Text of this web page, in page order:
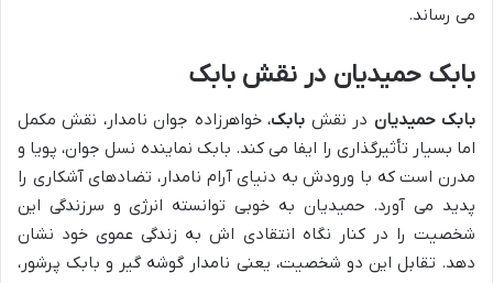
می رساند.
بابک حمیدیان در نقش بابک
بابک حمیدیان در نقش بابک، خواهرزاده جوان نامدار، نقش مکمل
اما بسیار تأثیرگذاری را ایفا می کند. بابک نماینده نسل جوان، پویا و
مدرن است که با ورودش به دنیای آرام نامدار، تضادهای آشکاری را
پدید می آورد. حمیدیان به خوبی توانسته انرژی و سرزندگی این
شخصیت را در کنار نگاه انتقادی اش به زندگی عموی خود نشان
دهد. تقابل این دو شخصیت، یعنی نامدار گوشه گیر و بابک پرشور،